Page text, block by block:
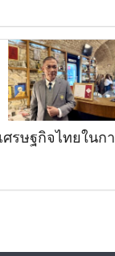
รษฐกิจไทยในก